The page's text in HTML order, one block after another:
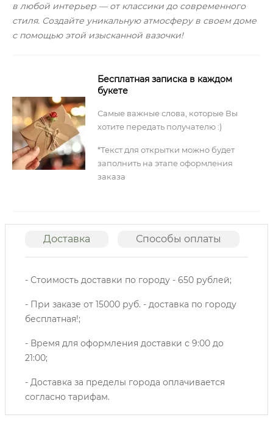
в любой интерьер — от классики до современного
стиля. Создайте уникальную атмосферу в своем доме
с помощью этой изысканной вазочки!
Бесплатная записка в каждом
букете
Самые важные слова, которые Вы
хотите передать получателю :)
*Текст для открытки можно будет
заполнить на этапе оформления
заказа
Доставка Способы оплаты
- Стоимость доставки по городу - 650 рублей;
- При заказе от 15000 руб. - доставка по городу
бесплатная!;
- Время для оформления доставки с 9:00 до
21:00;
- Доставка за пределы города оплачивается
согласно тарифам.